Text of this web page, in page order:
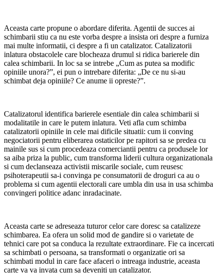
Aceasta carte propune o abordare diferita. Agentii de succes ai
schimbarii stiu ca nu este vorba despre a insista ori despre a furniza
mai multe informatii, ci despre a fi un catalizator. Catalizatorii
inlatura obstacolele care blocheaza drumul si ridica barierele din
calea schimbarii. In loc sa se intrebe „Cum as putea sa modific
opiniile unora?”, ei pun o intrebare diferita: „De ce nu si-au
schimbat deja opiniile? Ce anume ii opreste?”.
Catalizatorul identifica barierele esentiale din calea schimbarii si
modalitatile in care le putem inlatura. Veti afla cum schimba
catalizatorii opiniile in cele mai dificile situatii: cum ii conving
negociatorii pentru eliberarea ostaticilor pe rapitori sa se predea cu
mainile sus si cum procedeaza comerciantii pentru ca produsele lor
sa aiba priza la public, cum transforma liderii cultura organizationala
si cum declanseaza activistii miscarile sociale, cum reusesc
psihoterapeutii sa-i convinga pe consumatorii de droguri ca au o
problema si cum agentii electorali care umbla din usa in usa schimba
convingeri politice adanc inradacinate.
Aceasta carte se adreseaza tuturor celor care doresc sa catalizeze
schimbarea. Ea ofera un solid mod de gandire si o varietate de
tehnici care pot sa conduca la rezultate extraordinare. Fie ca incercati
sa schimbati o persoana, sa transformati o organizatie ori sa
schimbati modul in care face afaceri o intreaga industrie, aceasta
carte va va invata cum sa deveniti un catalizator.